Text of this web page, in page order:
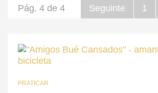
Seguinte 1
Pág. 4 de 4
PRATICAR